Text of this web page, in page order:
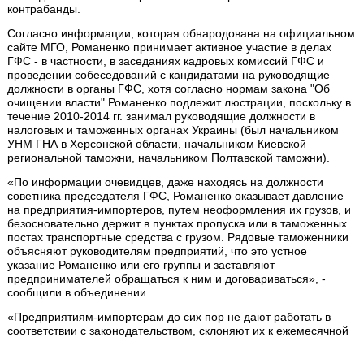
контрабанды.
Согласно информации, которая обнародована на официальном
сайте МГО, Романенко принимает активное участие в делах
ГФС - в частности, в заседаниях кадровых комиссий ГФС и
проведении собеседований с кандидатами на руководящие
должности в органы ГФС, хотя согласно нормам закона "Об
очищении власти" Романенко подлежит люстрации, поскольку в
течение 2010-2014 гг. занимал руководящие должности в
налоговых и таможенных органах Украины (был начальником
УНМ ГНА в Херсонской области, начальником Киевской
региональной таможни, начальником Полтавской таможни).
«По информации очевидцев, даже находясь на должности
советника председателя ГФС, Романенко оказывает давление
на предприятия-импортеров, путем неоформления их грузов, и
безосновательно держит в пунктах пропуска или в таможенных
постах транспортные средства с грузом. Рядовые таможенники
объясняют руководителям предприятий, что это устное
указание Романенко или его группы и заставляют
предпринимателей обращаться к ним и договариваться», -
сообщили в объединении.
«Предприятиям-импортерам до сих пор не дают работать в
соответствии с законодательством, склоняют их к ежемесячной